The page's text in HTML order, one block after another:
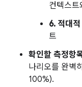
컨텍스트
6. 적대적
트
확인할 측정항
나리오를 완벽
100%).